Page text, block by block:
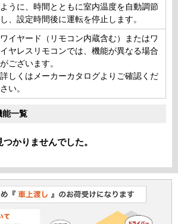
ように、時間とともに室内温度を自動調節
し、設定時間後に運転を停止します。
ワイヤード（リモコン内蔵含む）またはワ
イヤレスリモコンでは、機能が異なる場合
がございます。
詳しくはメーカーカタログよりご確認くだ
さい。
能一覧
かりませんでした。